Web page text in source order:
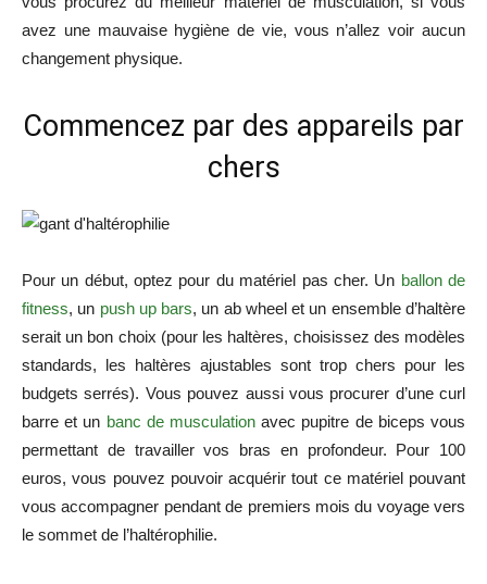
avez une mauvaise hygiène de vie, vous n’allez voir aucun
changement physique.
Commencez par des appareils par
chers
Pour un début, optez pour du matériel pas cher. Un ballon de
fitness, un push up bars, un ab wheel et un ensemble d’haltère
serait un bon choix (pour les haltères, choisissez des modèles
standards, les haltères ajustables sont trop chers pour les
budgets serrés). Vous pouvez aussi vous procurer d’une curl
barre et un banc de musculation avec pupitre de biceps vous
permettant de travailler vos bras en profondeur. Pour 100
euros, vous pouvez pouvoir acquérir tout ce matériel pouvant
vous accompagner pendant de premiers mois du voyage vers
le sommet de l’haltérophilie.